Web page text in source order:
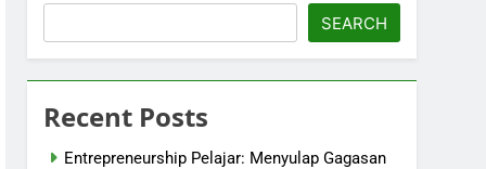
SEARCH
Recent Posts
Entrepreneurship Pelajar: Menyulap Gagasan